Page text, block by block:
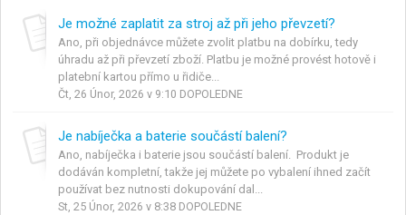
Je možné zaplatit za stroj až při jeho převzetí?
Ano, při objednávce můžete zvolit platbu na dobírku, tedy
úhradu až při převzetí zboží. Platbu je možné provést hotově i
platební kartou přímo u řidiče...
Čt, 26 Únor, 2026 v 9:10 DOPOLEDNE
Je nabíječka a baterie součástí balení?
Ano, nabíječka i baterie jsou součástí balení. Produkt je
dodáván kompletní, takže jej můžete po vybalení ihned začít
používat bez nutnosti dokupování dal...
St, 25 Únor, 2026 v 8:38 DOPOLEDNE